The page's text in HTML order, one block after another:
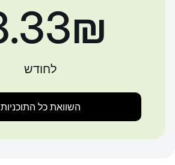
‏8.33 ‏₪
לחודש
השוואת כל התוכניות